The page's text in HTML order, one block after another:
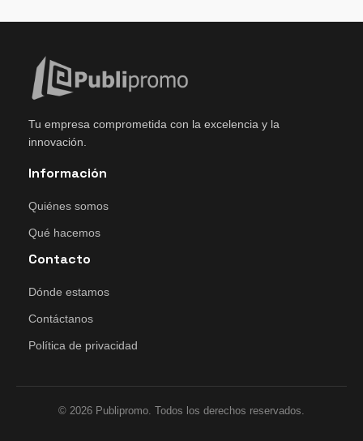
Tu empresa comprometida con la excelencia y la
innovación.
Información
Quiénes somos
Qué hacemos
Contacto
Dónde estamos
Contáctanos
Política de privacidad
© 2026 Publipromo. Todos los derechos reservados.